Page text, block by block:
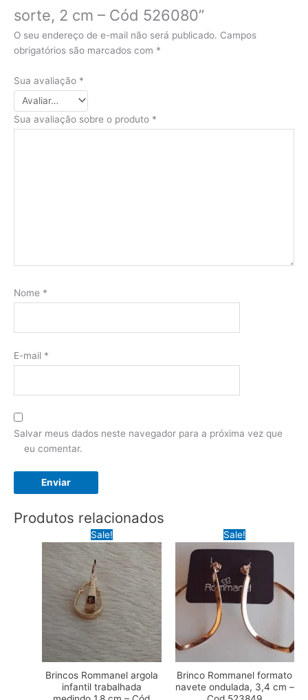
sorte, 2 cm – Cód 526080”
O seu endereço de e-mail não será publicado. Campos
obrigatórios são marcados com *
Sua avaliação *
Sua avaliação sobre o produto *
Nome *
E-mail *
Salvar meus dados neste navegador para a próxima vez que
eu comentar.
Produtos relacionados
Sale!
Brincos Rommanel argola
infantil trabalhada
Sale!
Brinco Rommanel formato
navete ondulada, 3,4 cm –